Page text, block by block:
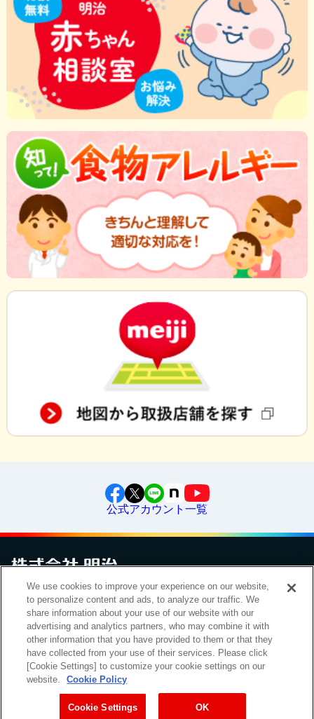
公式アカウント一覧
お問い合わせ サイトマップ個人情報保護について電子公告
アクセシビリティへの対応方針ご利用規約明治グループのDX
Cookie Settings
明治ホールディングス株式会社 （ ｜ 簡体 ）
Meiji Seika ファルマ株式会社
We use cookies to improve your experience on our website,
to personalize content and ads, to analyze our traffic. We
share information about your use of our website with our
advertising and analytics partners, who may combine it with
other information that you have provided to them or that they
have collected from your use of their services. Please click
[Cookie Settings] to customize your cookie settings on our
website.
Cookie Policy
Cookie Settings OK